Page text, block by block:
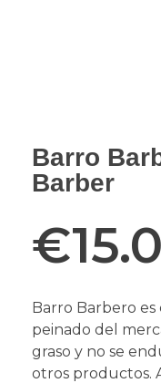
Barro
Barber
€
Barro Barbero
peinado del
graso y no se
otros productos.